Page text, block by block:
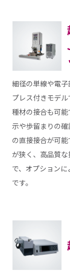
細径の単線や電
プレス付きモデ
種材の接合も可
示や歩留まりの
の直接接合が可
が狭く、高品質
で、オプション
です。